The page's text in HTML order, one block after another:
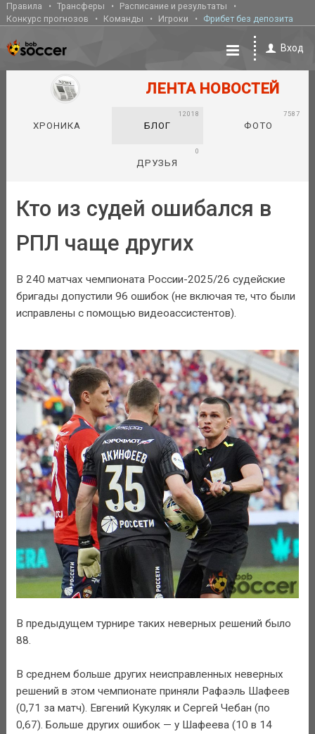
Правила Трансферы
Расписание и результаты
Конкурс прогнозов
Команды Игроки Фрибет без депозита
Вход
ЛЕНТА НОВОСТЕЙ
ХРОНИКА БЛОГ
12018
ФОТО
7587
ДРУЗЬЯ
0
Кто из судей ошибался в
РПЛ чаще других
В 240 матчах чемпионата России-2025/26 судейские
бригады допустили 96 ошибок (не включая те, что были
исправлены с помощью видеоассистентов).
В предыдущем турнире таких неверных решений было
88.
В среднем больше других неисправленных неверных
решений в этом чемпионате приняли Рафаэль Шафеев
(0,71 за матч). Евгений Кукуляк и Сергей Чебан (по
0,67). Больше других ошибок — у Шафеева (10 в 14